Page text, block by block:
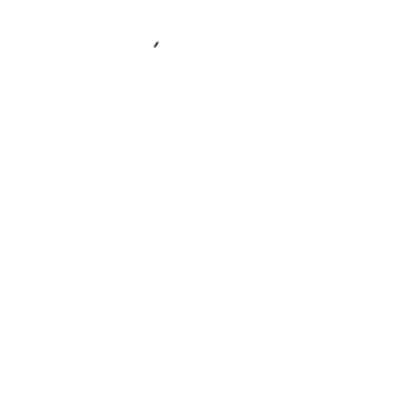
DÉCOUVRIR NOS